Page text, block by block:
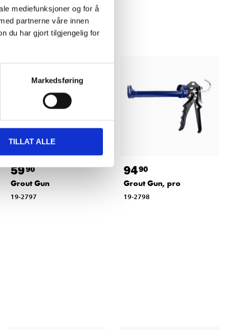
mediefunksjoner og for å
partnerne våre innen
du har gjort tilgjengelig for
Markedsføring
TILLAT ALLE
5990
Grout Gun
19-2797
9490
Grout Gun, pro
19-2798